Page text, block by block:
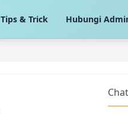
Tips & Trick Hubungi